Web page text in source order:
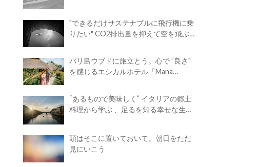
"できるだけサステナブルに飛行機に乗
りたい" CO2排出量を抑えて空を飛ぶ
バリ島ウブドに旅立とう。心で ”良さ"
を感じるエシカルホテル「Mana
“あるもので美味しく” イタリアの郷土
料理から学ぶ 、足るを知る幸せな生き
頭はそこに置いておいて。朝日をただ
見にいこう